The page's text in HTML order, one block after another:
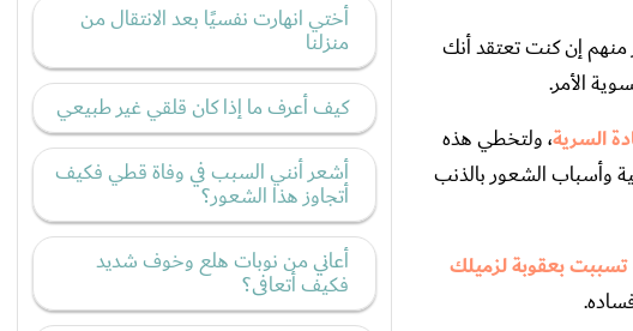
إن كنت تعتقد أنك
الأمر.
السرية، ولتخطي هذه
وأسباب الشعور بالذنب
تسببت بعقوبة لزميلك
أختي انهارت نفسيًا بعد الانتقال من
منزلنا
كيف أعرف ما إذا كان قلقي غير طبيعي
أشعر أنني السبب في وفاة قطي فكيف
أتجاوز هذا الشعور؟
أعاني من نوبات هلع وخوف شديد
فكيف أتعافى؟